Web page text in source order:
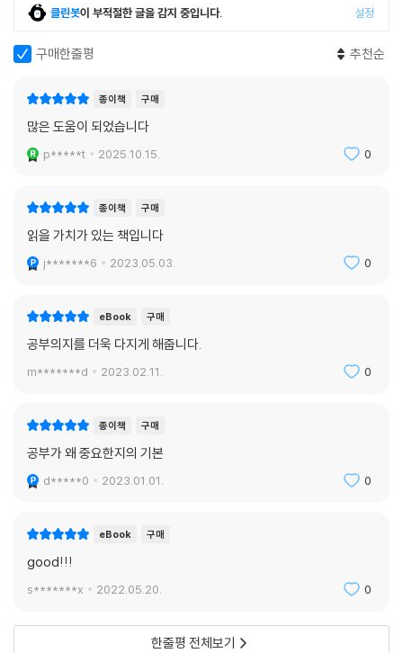
클린봇이 부적절한 글을 감지 중입니다. 설정
구매한줄평 추천순
종이책 구매
많은 도움이 되었습니다
p*****t 2025.10.15. 0
종이책 구매
읽을 가치가 있는 책입니다
j*******6 2023.05.03. 0
eBook 구매
공부의지를 더욱 다지게 해줍니다.
m*******d 2023.02.11. 0
종이책 구매
공부가 왜 중요한지의 기본
d*****0 2023.01.01. 0
eBook 구매
good!!!
s*******x 2022.05.20. 0
한줄평 전체보기